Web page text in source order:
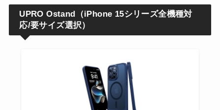
UPRO Ostand（iPhone 15シリーズ全機種対
応/要サイズ選択）